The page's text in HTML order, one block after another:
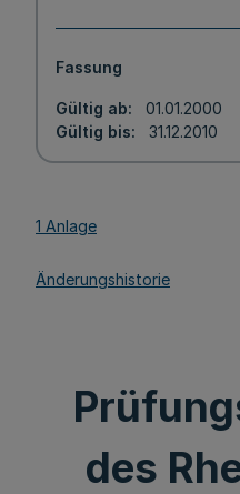
Fassung
Gültig ab
01.01.2000
Gültig bis
31.12.2010
1 Anlage
Änderungshistorie
des